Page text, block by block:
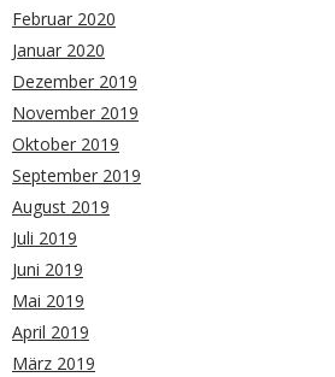
Februar 2020
Januar 2020
Dezember 2019
November 2019
Oktober 2019
September 2019
August 2019
Juli 2019
Juni 2019
Mai 2019
April 2019
März 2019